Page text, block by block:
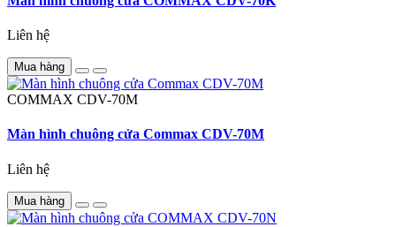
Liên hệ
Mua hàng
COMMAX CDV-70M
Màn hình chuông cửa Commax CDV-70M
Liên hệ
Mua hàng